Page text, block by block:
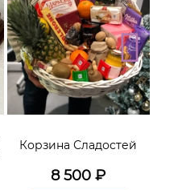
Корзина Сладостей
8 500 ₽